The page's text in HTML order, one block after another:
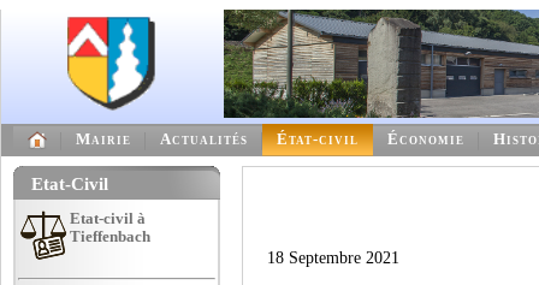
Mairie Actualités État-civil Économie
Etat-Civil
Etat-civil à
Tieffenbach
18 Septembre 2021